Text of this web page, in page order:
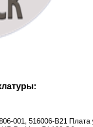
001, 516006-B21